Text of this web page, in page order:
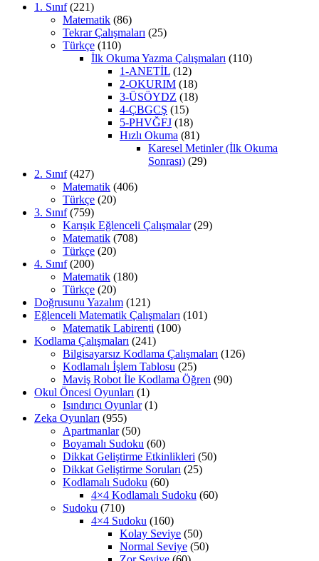
1. Sınıf(221)
Matematik (86)
Tekrar Çalışmaları (25)
Türkçe (110)
İlk Okuma Yazma Çalışmaları (110)
1-ANETİL (12)
2-OKURIM (18)
3-ÜSÖYDZ (18)
4-ÇBGCŞ (15)
5-PHVĞFJ (18)
Hızlı Okuma (81)
Karesel Metinler (İlk Okuma
Sonrası) (29)
2. Sınıf(427)
Matematik (406)
Türkçe (20)
3. Sınıf(759)
Karışık Eğlenceli Çalışmalar(29)
Matematik (708)
Türkçe (20)
4. Sınıf(200)
Matematik (180)
Türkçe (20)
Doğrusunu Yazalım (121)
Eğlenceli Matematik Çalışmaları (101)
Matematik Labirenti (100)
Kodlama Çalışmaları (241)
Bilgisayarsız Kodlama Çalışmaları (126)
Kodlamalı İşlem Tablosu (25)
Maviş Robot İle Kodlama Öğren (90)
Okul Öncesi Oyunları (1)
Isındırıcı Oyunlar(1)
Zeka Oyunları (955)
Apartmanlar(50)
Boyamalı Sudoku (60)
Dikkat Geliştirme Etkinlikleri (50)
Dikkat Geliştirme Soruları (25)
Kodlamalı Sudoku (60)
4×4 Kodlamalı Sudoku (60)
Sudoku (710)
4×4 Sudoku (160)
Kolay Seviye (50)
Normal Seviye (50)